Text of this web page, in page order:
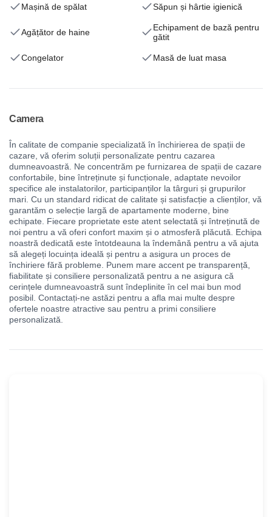
Mașină de spălat Săpun și hârtie igienică
Agățător de haine
Echipament de bază pentru
gătit
Congelator Masă de luat masa
Camera
În calitate de companie specializată în închirierea de spații de
cazare, vă oferim soluții personalizate pentru cazarea
dumneavoastră. Ne concentrăm pe furnizarea de spații de cazare
confortabile, bine întreținute și funcționale, adaptate nevoilor
specifice ale instalatorilor, participanților la târguri și grupurilor
mari. Cu un standard ridicat de calitate și satisfacție a clienților, vă
garantăm o selecție largă de apartamente moderne, bine
echipate. Fiecare proprietate este atent selectată și întreținută de
noi pentru a vă oferi confort maxim și o atmosferă plăcută. Echipa
noastră dedicată este întotdeauna la îndemână pentru a vă ajuta
să alegeți locuința ideală și pentru a asigura un proces de
închiriere fără probleme. Punem mare accent pe transparență,
fiabilitate și consiliere personalizată pentru a ne asigura că
cerințele dumneavoastră sunt îndeplinite în cel mai bun mod
posibil. Contactați-ne astăzi pentru a afla mai multe despre
ofertele noastre atractive sau pentru a primi consiliere
personalizată.